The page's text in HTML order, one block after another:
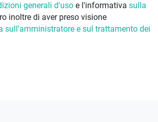
generali d'uso e l'informativa sulla
inoltre di aver preso visione
sull'amministratore e sul trattamento dei